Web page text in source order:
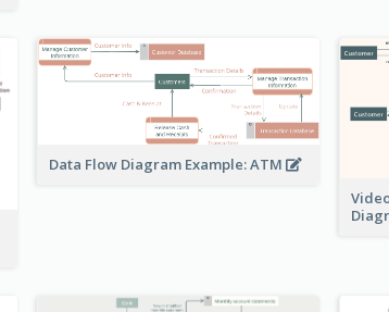
Data Flow Diagram Example: ATM